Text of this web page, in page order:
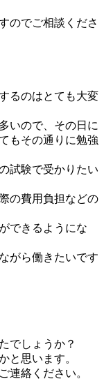
のでご相談くださ
るのはとても大変
いので、その日に
もその通りに勉強
試験で受かりたい
の費用負担などの
できるようにな
がら働きたいです
でしょうか？
と思います。
連絡ください。